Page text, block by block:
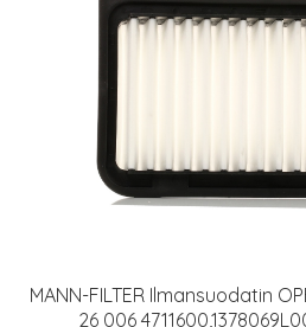
MANN-FILTER Ilmansuodatin
26 006